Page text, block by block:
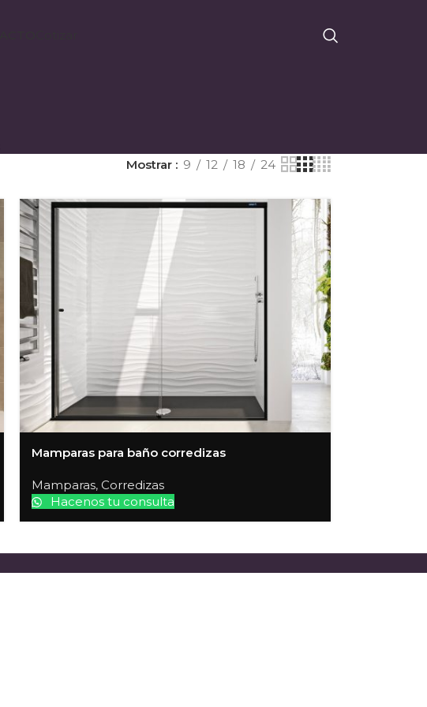
Mostrar 9 12 18 24
Mamparas para baño corredizas
Mamparas, Corredizas
Hacenos tu consulta